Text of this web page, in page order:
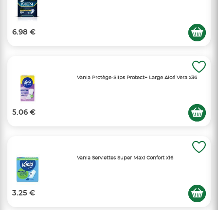
6.98 €
Vania Protège-Slips Protect+ Large Aloé Vera x36
5.06 €
Vania Serviettes Super Maxi Confort x16
3.25 €